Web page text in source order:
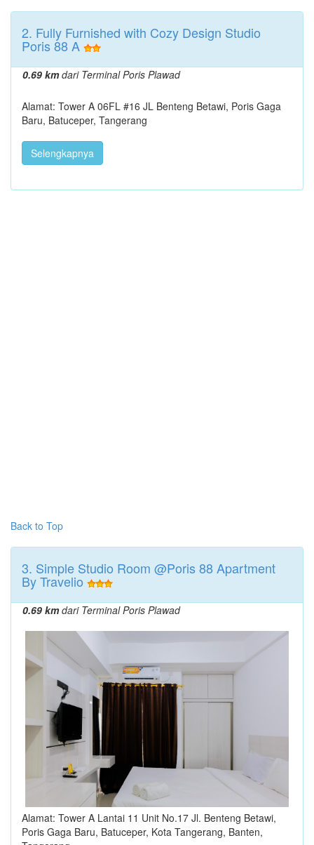
2. Fully Furnished with Cozy Design Studio
Poris 88 A
0.69 kmdari Terminal Poris Plawad
Alamat: Tower A 06FL #16 JL Benteng Betawi, Poris Gaga
Baru, Batuceper, Tangerang
Selengkapnya
Back to Top
3. Simple Studio Room @Poris 88 Apartment
By Travelio
0.69 kmdari Terminal Poris Plawad
Alamat: Tower A Lantai 11 Unit No.17 Jl. Benteng Betawi,
Poris Gaga Baru, Batuceper, Kota Tangerang, Banten,